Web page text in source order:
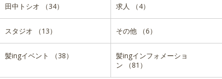
講習依頼 採用情報 会社概要
田中トシオ （34） 求人 （4）
スタジオ （13） その他 （6）
髪ingイベント （38）
髪ingインフォメーショ
ン （81）